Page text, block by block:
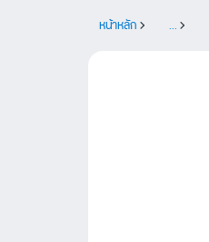
หน้าหลัก ...